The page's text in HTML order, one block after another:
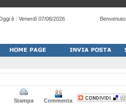
è : Venerdì 07/08/2026 Benvenuto
Stampa Commenta